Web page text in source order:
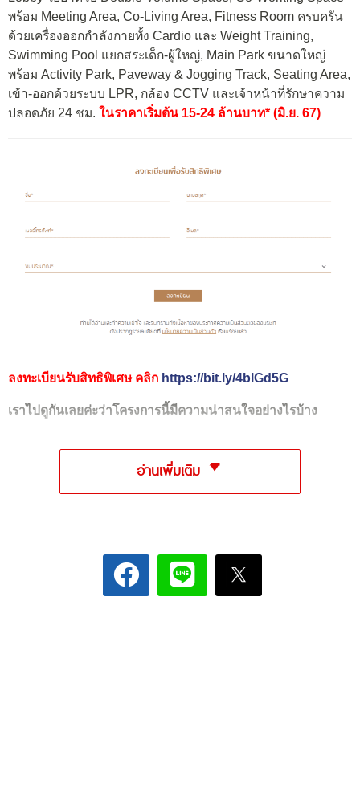
พร้อม Meeting Area, Co-Living Area, Fitness Room ครบครัน
ด้วยเครื่องออกกำลังกายทั้ง Cardio และ Weight Training,
Swimming Pool แยกสระเด็ก-ผู้ใหญ่, Main Park ขนาดใหญ่
พร้อม Activity Park, Paveway & Jogging Track, Seating Area,
เข้า-ออกด้วยระบบ LPR, กล้อง CCTV และเจ้าหน้าที่รักษาความ
ปลอดภัย 24 ชม. ในราคาเริ่มต้น 15-24 ล้านบาท* (มิ.ย. 67)
ลงทะเบียนรับสิทธิพิเศษ คลิก https://bit.ly/4blGd5G
เราไปดูกันเลยค่ะว่าโครงการนี้มีความน่าสนใจอย่างไรบ้าง
อ่านเพิ่มเติม